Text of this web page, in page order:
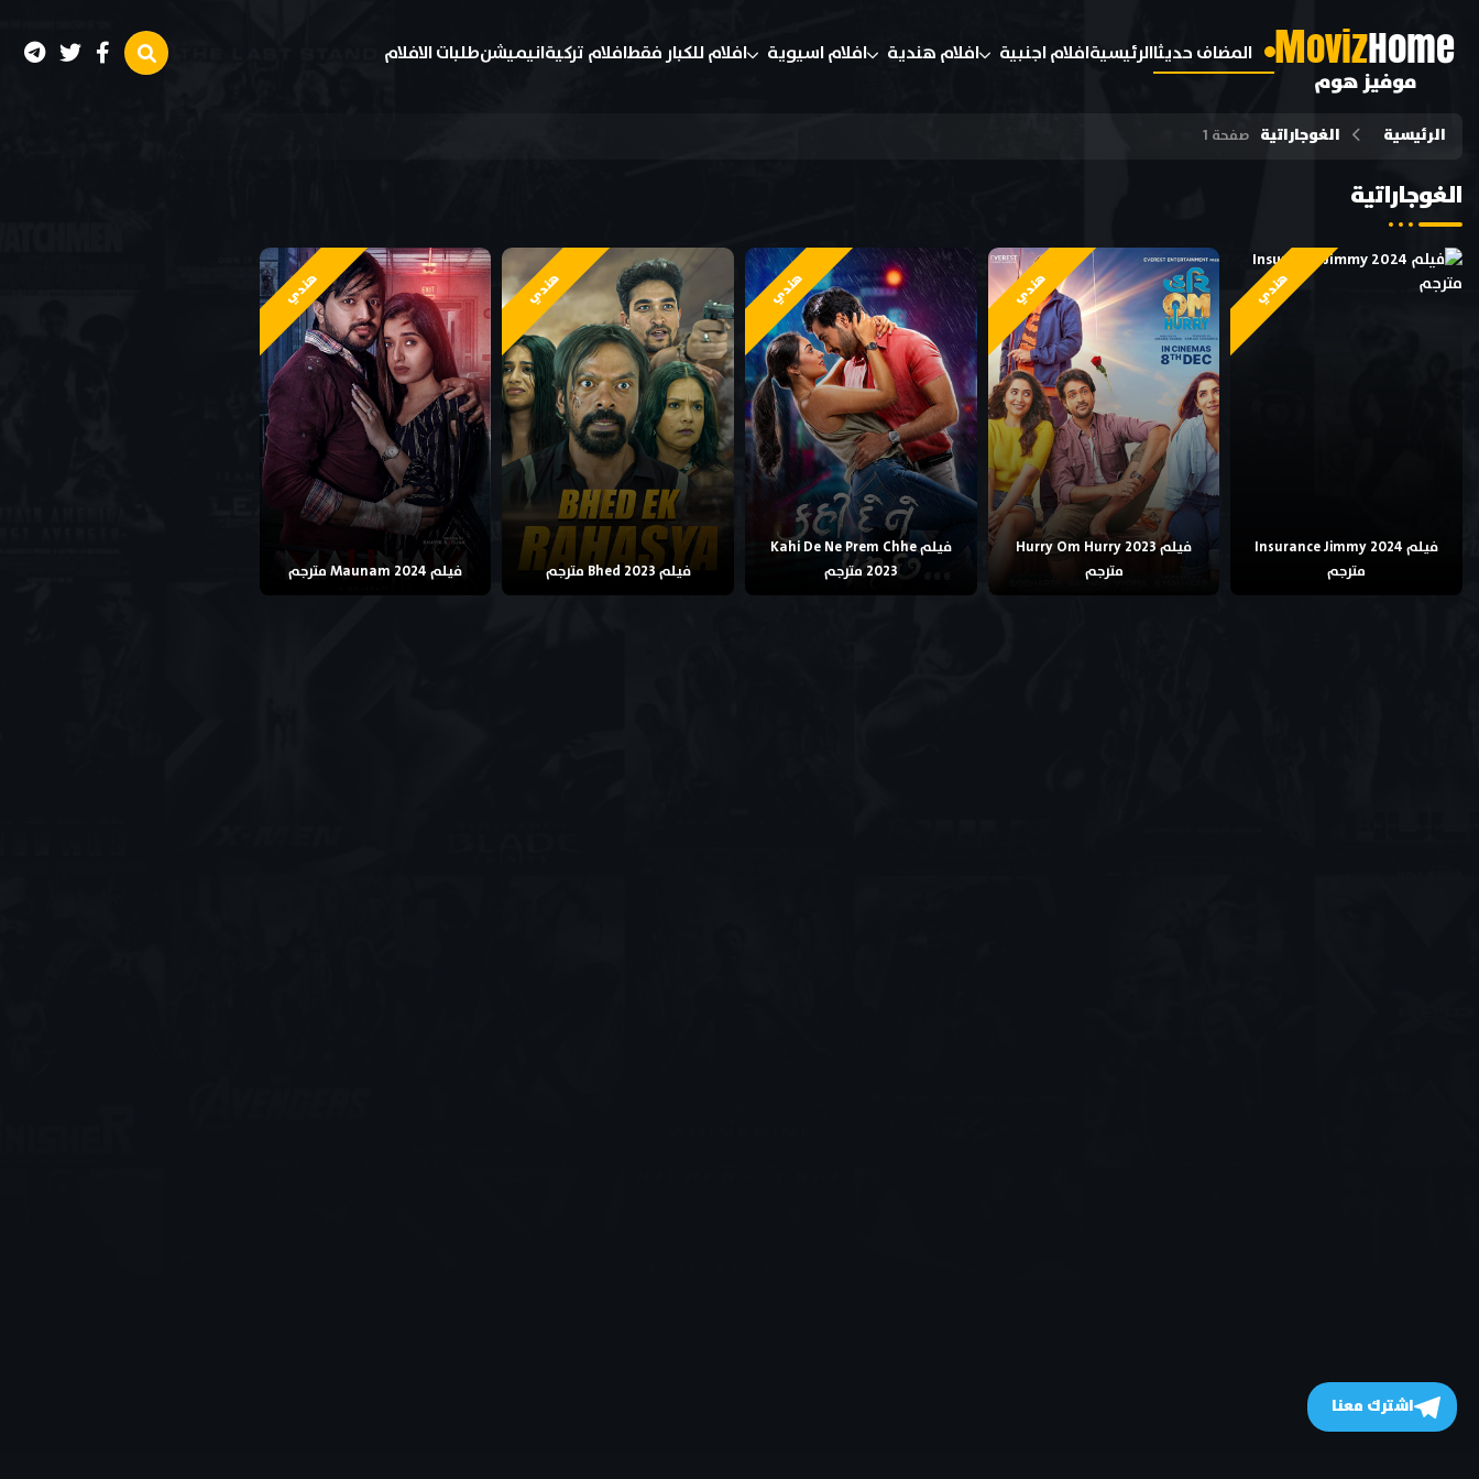
MovizHome
موفيز هوم
المضاف حديثاالرئيسيةافلام اجنبية افلام هندية افلام اسيوية افلام للكبار فقطافلام تركيةانيميشنطلبات الافلام
الرئيسية الغوجاراتية صفحة 1
الغوجاراتية
هندي
فيلم Insurance Jimmy 2024
مترجم
هندي
فيلم Hurry Om Hurry 2023
مترجم
هندي
فيلم Kahi De Ne Prem Chhe
2023 مترجم
هندي
فيلم Bhed 2023 مترجم
هندي
فيلم Maunam 2024 مترجم
اشترك معنا